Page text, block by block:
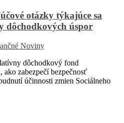
otázky týkajúce sa
dôchodkových úspor
Noviny
dôchodkový fond
zabezpečí bezpečnosť
účinnosti zmien Sociálneho